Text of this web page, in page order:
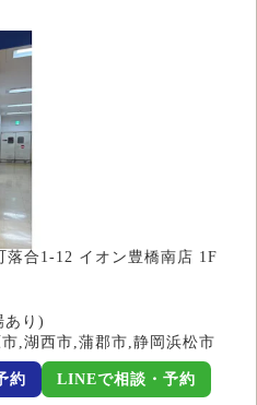
落合1-12 イオン豊橋南店 1F
あり)
,湖西市,蒲郡市,静岡浜松市
約 LINEで相談・予約